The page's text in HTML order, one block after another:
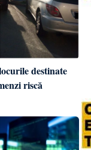
destinate
riscă